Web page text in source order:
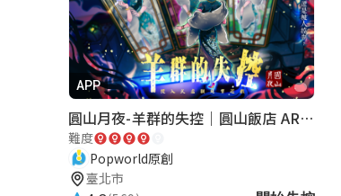
APP
圓山月夜-羊群的失控｜圓山飯店 ARG實境解謎遊戲
難度
Popworld原創
臺北市